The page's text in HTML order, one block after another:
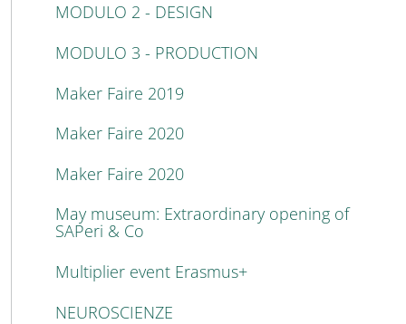
MODULO 2 - DESIGN
MODULO 3 - PRODUCTION
Maker Faire 2019
Maker Faire 2020
Maker Faire 2020
May museum: Extraordinary opening of
SAPeri & Co
Multiplier event Erasmus+
NEUROSCIENZE